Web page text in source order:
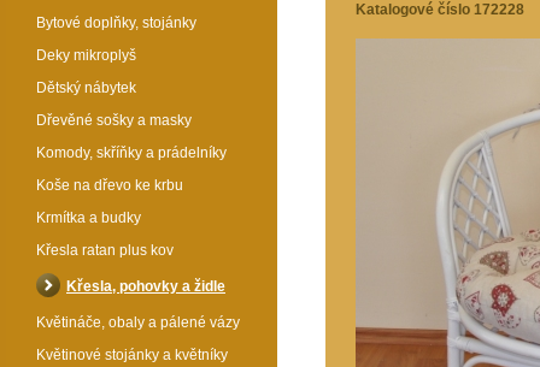
Katalogové číslo 172228
Bytové doplňky, stojánky
Deky mikroplyš
Dětský nábytek
Dřevěné sošky a masky
Komody, skříňky a prádelníky
Koše na dřevo ke krbu
Krmítka a budky
Křesla ratan plus kov
Křesla, pohovky a židle
Květináče, obaly a pálené vázy
Květinové stojánky a květníky